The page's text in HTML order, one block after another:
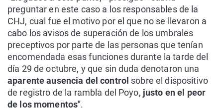
preguntar en este caso a los responsables de la
CHJ, cual fue el motivo por el que no se llevaron a
cabo los avisos de superación de los umbrales
preceptivos por parte de las personas que tenían
encomendada esas funciones durante la tarde del
día 29 de octubre, y que sin duda denotaron una
aparente ausencia del control sobre el dispositivo
de registro de la rambla del Poyo, justo en el peor
de los momentos".